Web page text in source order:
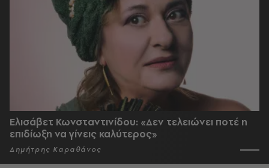
Ελισάβετ Κωνσταντινίδου: «Δεν τελειώνει ποτέ η
επιδίωξη να γίνεις καλύτερος»
Δημήτρης Καραθάνος